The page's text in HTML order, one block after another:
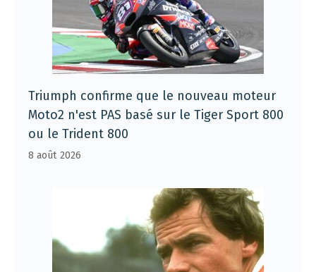
Triumph confirme que le nouveau moteur
Moto2 n'est PAS basé sur le Tiger Sport 800
ou le Trident 800
8 août 2026